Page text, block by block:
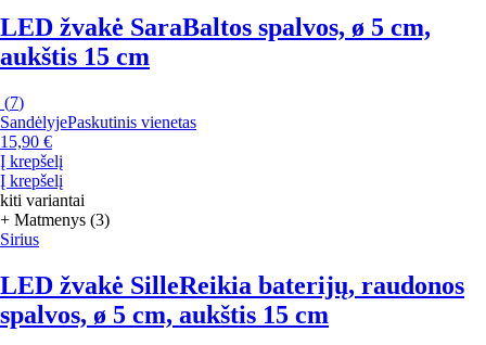
LED žvakė SaraBaltos spalvos, ø 5 cm,
aukštis 15 cm
(7)
SandėlyjePaskutinis vienetas
15,90 €
Į krepšelį
Į krepšelį
kiti variantai
+ Matmenys (3)
Sirius
LED žvakė SilleReikia baterijų, raudonos
spalvos, ø 5 cm, aukštis 15 cm